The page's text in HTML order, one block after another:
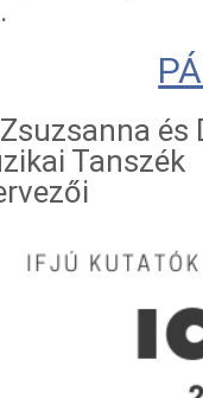
és
Tanszék